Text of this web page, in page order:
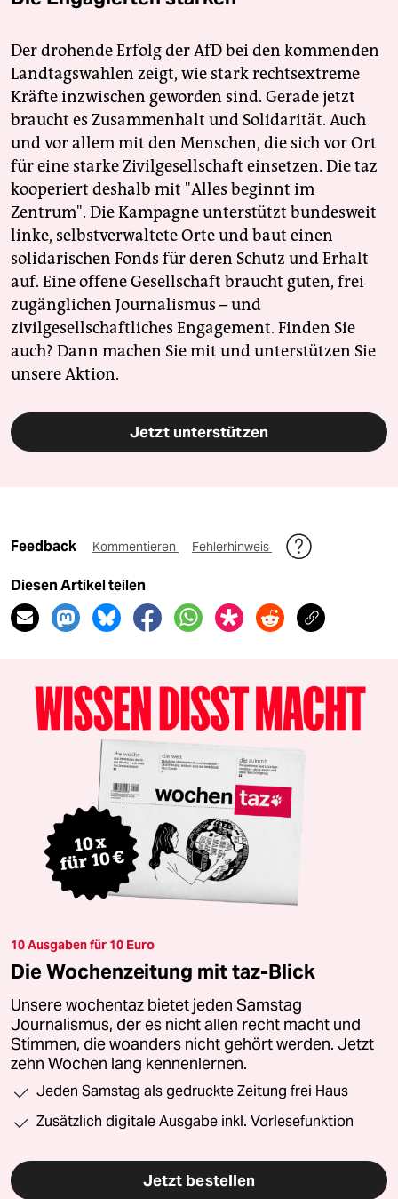
Der drohende Erfolg der AfD bei den kommenden
Landtagswahlen zeigt, wie stark rechtsextreme
Kräfte inzwischen geworden sind. Gerade jetzt
braucht es Zusammenhalt und Solidarität. Auch
und vor allem mit den Menschen, die sich vor Ort
für eine starke Zivilgesellschaft einsetzen. Die taz
kooperiert deshalb mit "Alles beginnt im
Zentrum". Die Kampagne unterstützt bundesweit
linke, selbstverwaltete Orte und baut einen
solidarischen Fonds für deren Schutz und Erhalt
auf. Eine offene Gesellschaft braucht guten, frei
zugänglichen Journalismus – und
zivilgesellschaftliches Engagement. Finden Sie
auch? Dann machen Sie mit und unterstützen Sie
unsere Aktion.
Jetzt unterstützen
Feedback Kommentieren Fehlerhinweis
Diesen Artikel teilen
10 Ausgaben für 10 Euro
Die Wochenzeitung mit taz-Blick
Unsere wochentaz bietet jeden Samstag
Journalismus, der es nicht allen recht macht und
Stimmen, die woanders nicht gehört werden. Jetzt
zehn Wochen lang kennenlernen.
Jeden Samstag als gedruckte Zeitung frei Haus
Zusätzlich digitale Ausgabe inkl. Vorlesefunktion
Jetzt bestellen